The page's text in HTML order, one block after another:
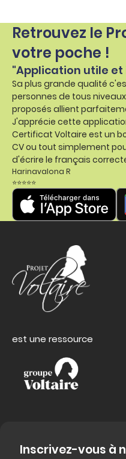
Retrouvez le
votre poche !
"Application utile
Sa plus grande qualité
personnes de tous
proposés allient
J'apprécie cette
Certificat Voltaire est un
CV ou tout simplement
d'écrire le français
Harinavalona R
⭐⭐⭐⭐⭐
est une ressource
Inscrivez-vous à